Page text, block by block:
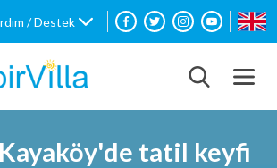
/ Destek
tatil keyfi